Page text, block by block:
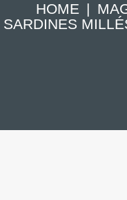
HOME
SARDINES